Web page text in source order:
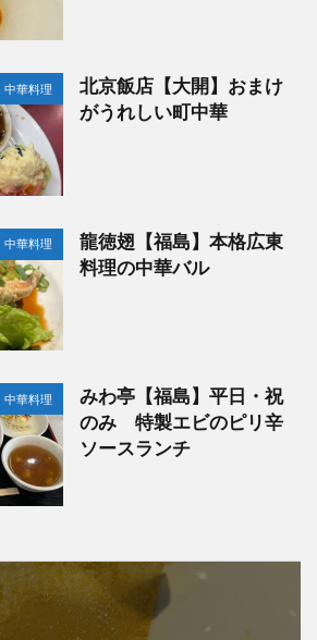
中華料理
北京飯店【大開】おまけ
がうれしい町中華
中華料理
龍徳翅【福島】本格広東
料理の中華バル
中華料理
みわ亭【福島】平日・祝
のみ 特製エビのピリ辛
ソースランチ